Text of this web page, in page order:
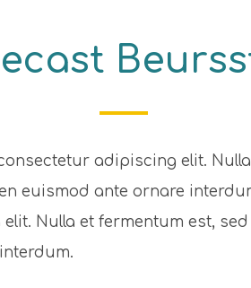
adipiscing elit.
euismod ante ornare
Nulla et fermentum est,